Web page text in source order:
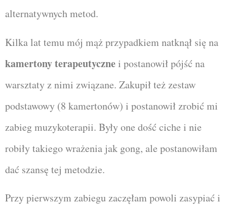
alternatywnych metod.
Kilka lat temu mój mąż przypadkiem natknął się na
kamertony terapeutycznei postanowił pójść na
warsztaty z nimi związane. Zakupił też zestaw
podstawowy (8 kamertonów) i postanowił zrobić mi
zabieg muzykoterapii. Były one dość ciche i nie
robiły takiego wrażenia jak gong, ale postanowiłam
dać szansę tej metodzie.
Przy pierwszym zabiegu zaczęłam powoli zasypiać i